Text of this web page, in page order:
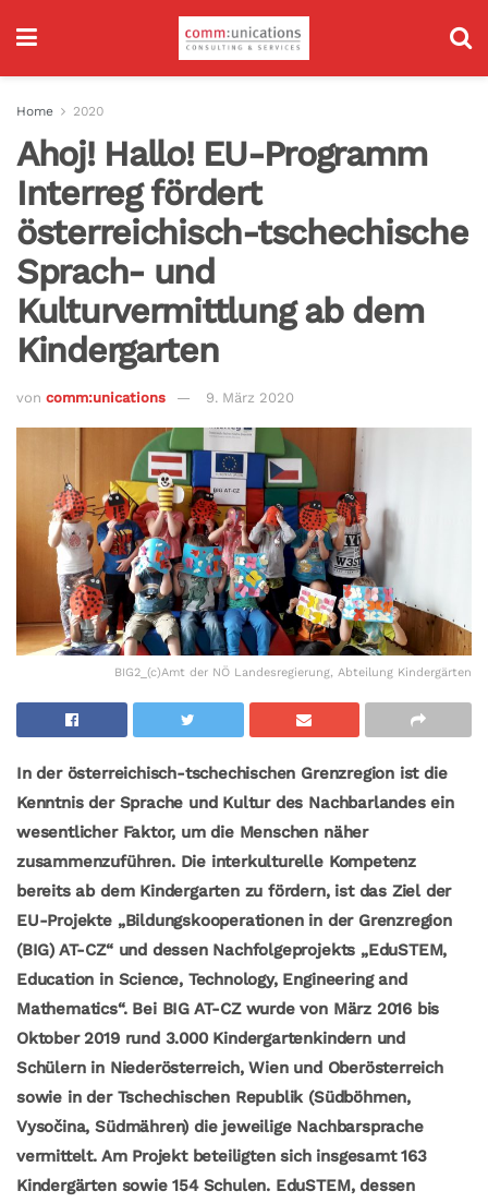
Home 2020
Ahoj! Hallo! EU-Programm
Interreg fördert
österreichisch-tschechische
Sprach- und
Kulturvermittlung ab dem
Kindergarten
von comm:unications 9. März 2020
BIG2_(c)Amt der NÖ Landesregierung, Abteilung Kindergärten
In der österreichisch-tschechischen Grenzregion ist die
Kenntnis der Sprache und Kultur des Nachbarlandes ein
wesentlicher Faktor, um die Menschen näher
zusammenzuführen. Die interkulturelle Kompetenz
bereits ab dem Kindergarten zu fördern, ist das Ziel der
EU-Projekte „Bildungskooperationen in der Grenzregion
(BIG) AT-CZ“ und dessen Nachfolgeprojekts „EduSTEM,
Education in Science, Technology, Engineering and
Mathematics“. Bei BIG AT-CZ wurde von März 2016 bis
Oktober 2019 rund 3.000 Kindergartenkindern und
Schülern in Niederösterreich, Wien und Oberösterreich
sowie in der Tschechischen Republik (Südböhmen,
Vysočina, Südmähren) die jeweilige Nachbarsprache
vermittelt. Am Projekt beteiligten sich insgesamt 163
Kindergärten sowie 154 Schulen. EduSTEM, dessen